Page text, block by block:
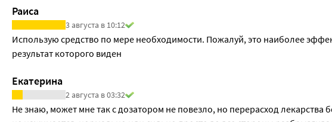
Раиса
3 августа в 10:12
Использую средство по мере необходимости. Пожалуй, это наиболее
результат которого виден
Екатерина
2 августа в 03:32
Не знаю, может мне так с дозатором не повезло, но перерасход